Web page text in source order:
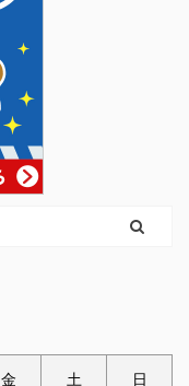
金 土 日